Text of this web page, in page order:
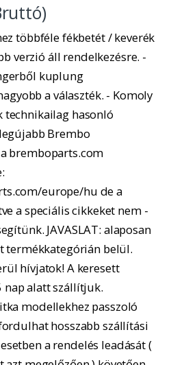
többféle fékbetét / keverék
verzió áll rendelkezésre. -
kuplung
a választék. - Komoly
technikailag hasonló
Brembo
bremboparts.com
europe/hu de a
a speciális cikkeket nem -
JAVASLAT: alaposan
termékkategórián belül.
hívjatok! A keresett
nap alatt szállítjuk.
modellekhez passzoló
hosszabb szállítási
a rendelés leadását (